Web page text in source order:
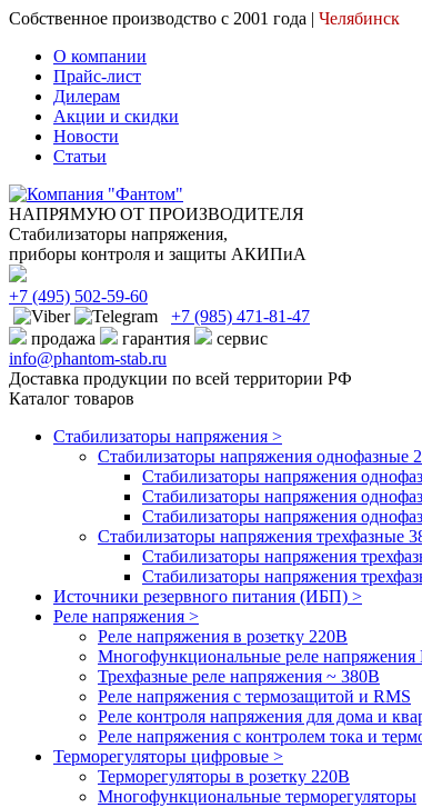
Собственное производство с 2001 года | Челябинск
О компании
Прайс-лист
Дилерам
Акции и скидки
Новости
Статьи
НАПРЯМУЮ ОТ ПРОИЗВОДИТЕЛЯ
Стабилизаторы напряжения,
приборы контроля и защиты АКИПиА
+7 (495) 502-59-60
+7 (985) 471-81-47
продажа
гарантия
сервис
info@phantom-stab.ru
Доставка продукции по всей территории РФ
Каталог товаров
Стабилизаторы напряжения >
Cтабилизаторы напряжения однофазные
Стабилизаторы напряжения
Стабилизаторы напряжения
Стабилизаторы напряжения
Стабилизаторы напряжения трехфазные
Cтабилизаторы напряжения
Стабилизаторы напряжения
Источники резервного питания (ИБП) >
Реле напряжения >
Реле напряжения в розетку 220В
Многофункциональные реле
Трехфазные реле напряжения ~ 380В
Реле напряжения с термозащитой и RMS
Реле контроля напряжения для дома и
Реле напряжения с контролем тока и
Терморегуляторы цифровые >
Терморегуляторы в розетку 220В
Многофункциональные терморегуляторы